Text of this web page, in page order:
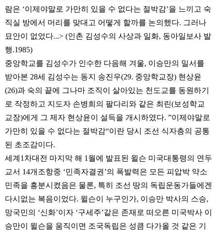
람은 ‘이제야말로 가만히 있을 수 없다는 절박감’을 느끼고 숙
직실 방에서 머리를 맞대고 어떻게 할까를 논의했다. 그러나
묘안이 없었다...> (인촌 김성수의 사상과 일화, 동아일보사 발
행.1985)
중앙학교를 김성수가 인수한 다음해 겨울, 이승만의 밀서를
받아본 28세 김성수는 동지 송진우(29. 중앙학교장) 현상윤
(26)과 숙의 끝에 그나마 조직이 살아있는 천도교를 동원하기
로 작정하고 지도자 손병희의 팔다리와 같은 최린(보성학교
교장)에게 그 제자 현상윤이 설득을 개시하였다. ”이제야말로
가만히 있을 수 없다는 절박감“이란 당시 조선 식자층의 공통
된 초조감이다.
세계1차대전 마지막 해 1월에 발표된 윌슨 미국대통령의 연두
교서 14개조항중 ‘민족자결권’의 폭발력은 모든 피압박 약소
민족을 흥분시켰음은 물론, 특히 조선 땅의 독립운동가들에겐
다시없는 복음이었다. 윌슨이 누구인가, 이승만 박사의 스승,
망국민의 ‘신화’이자 ‘구세주’같은 존재로 떠오른 미국박사 이
승만이 윌슨을 움직이면 조국독립은 성큼 다가올 것 같은 기